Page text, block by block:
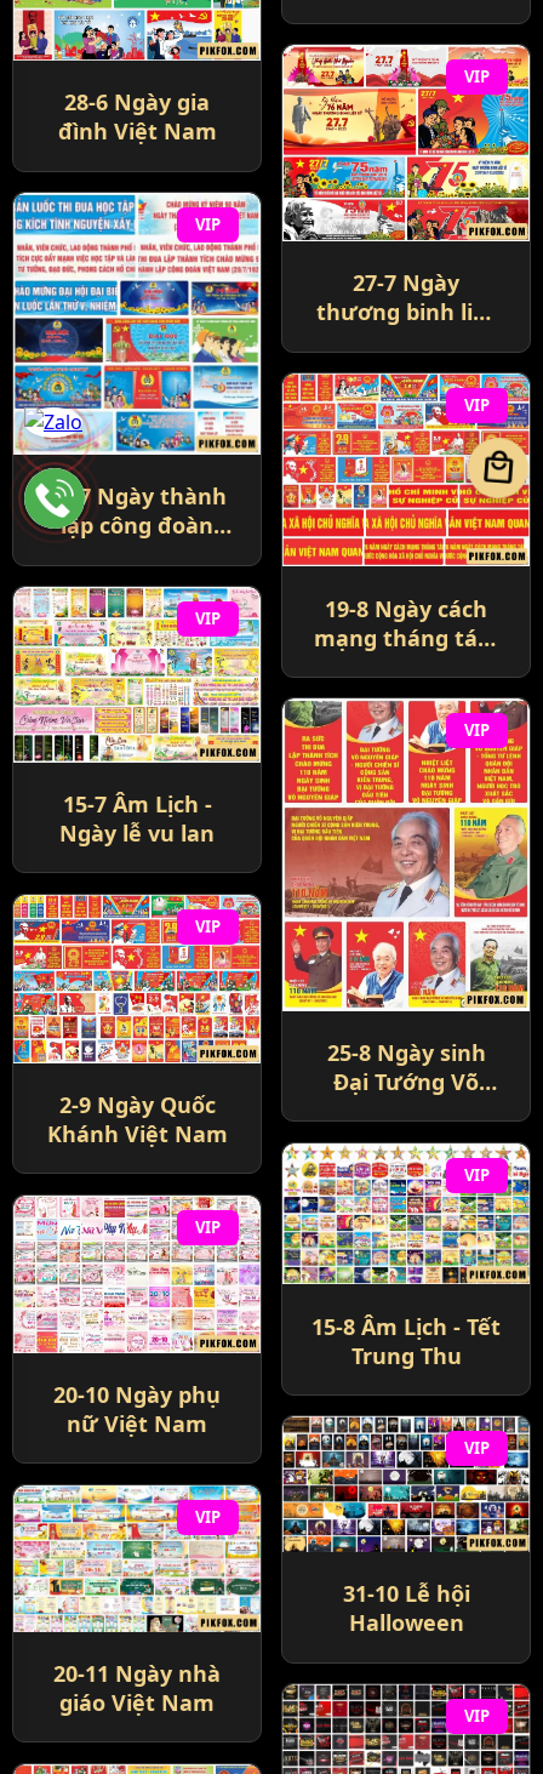
28-6 Ngày gia
đình Việt Nam
VIP
27-7 Ngày
thương binh liệt
VIP
28-7 Ngày thành
lập công đoàn
VIP
19-8 Ngày cách
mạng tháng tám
VIP
15-7 Âm Lịch -
Ngày lễ vu lan
VIP
25-8 Ngày sinh
Đại Tướng Võ
VIP
2-9 Ngày Quốc
Khánh Việt Nam
VIP
15-8 Âm Lịch - Tết
Trung Thu
VIP
20-10 Ngày phụ
nữ Việt Nam
VIP
31-10 Lễ hội
Halloween
VIP
20-11 Ngày nhà
giáo Việt Nam
VIP
local_mall